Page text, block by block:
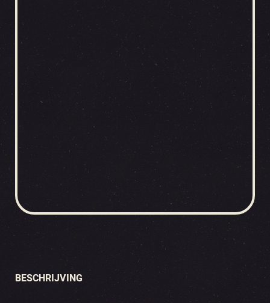
BESCHRIJVING